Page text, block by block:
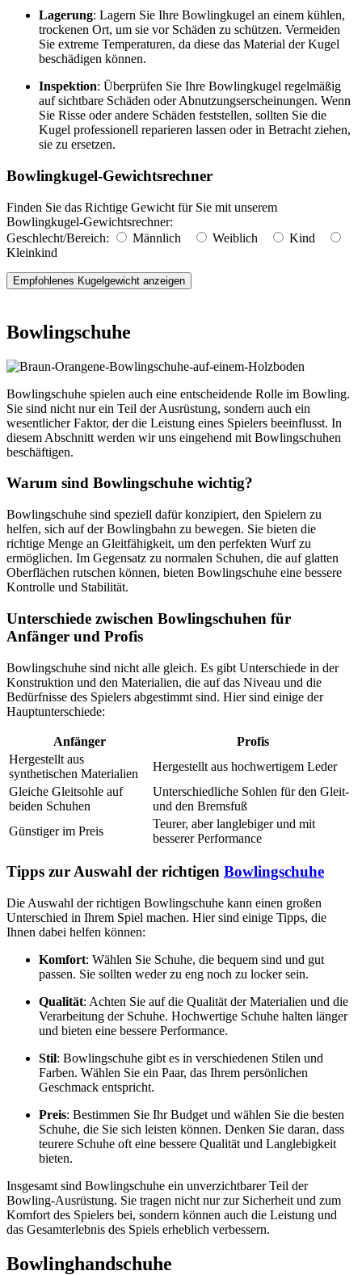
Lagerung: Lagern Sie Ihre Bowlingkugel an einem kühlen,
trockenen Ort, um sie vor Schäden zu schützen. Vermeiden
Sie extreme Temperaturen, da diese das Material der Kugel
beschädigen können.
Inspektion: Überprüfen Sie Ihre Bowlingkugel regelmäßig
auf sichtbare Schäden oder Abnutzungserscheinungen. Wenn
Sie Risse oder andere Schäden feststellen, sollten Sie die
Kugel professionell reparieren lassen oder in Betracht ziehen,
sie zu ersetzen.
Bowlingkugel-Gewichtsrechner
Finden Sie das Richtige Gewicht für Sie mit unserem
Bowlingkugel-Gewichtsrechner:
Geschlecht/Bereich:
Männlich Weiblich
Kind
Kleinkind
Empfohlenes Kugelgewicht anzeigen
Bowlingschuhe
Bowlingschuhe spielen auch eine entscheidende Rolle im Bowling.
Sie sind nicht nur ein Teil der Ausrüstung, sondern auch ein
wesentlicher Faktor, der die Leistung eines Spielers beeinflusst. In
diesem Abschnitt werden wir uns eingehend mit Bowlingschuhen
beschäftigen.
Warum sind Bowlingschuhe wichtig?
Bowlingschuhe sind speziell dafür konzipiert, den Spielern zu
helfen, sich auf der Bowlingbahn zu bewegen. Sie bieten die
richtige Menge an Gleitfähigkeit, um den perfekten Wurf zu
ermöglichen. Im Gegensatz zu normalen Schuhen, die auf glatten
Oberflächen rutschen können, bieten Bowlingschuhe eine bessere
Kontrolle und Stabilität.
Unterschiede zwischen Bowlingschuhen für
Anfänger und Profis
Bowlingschuhe sind nicht alle gleich. Es gibt Unterschiede in der
Konstruktion und den Materialien, die auf das Niveau und die
Bedürfnisse des Spielers abgestimmt sind. Hier sind einige der
Hauptunterschiede:
Anfänger
Profis
Hergestellt aus
synthetischen Materialien
Hergestellt aus hochwertigem Leder
Gleiche Gleitsohle auf
beiden Schuhen
Unterschiedliche Sohlen für den Gleit-
und den Bremsfuß
Günstiger im Preis
Teurer, aber langlebiger und mit
besserer Performance
Tipps zur Auswahl der richtigen Bowlingschuhe
Die Auswahl der richtigen Bowlingschuhe kann einen großen
Unterschied in Ihrem Spiel machen. Hier sind einige Tipps, die
Ihnen dabei helfen können:
Komfort: Wählen Sie Schuhe, die bequem sind und gut
passen. Sie sollten weder zu eng noch zu locker sein.
Qualität: Achten Sie auf die Qualität der Materialien und die
Verarbeitung der Schuhe. Hochwertige Schuhe halten länger
und bieten eine bessere Performance.
Stil: Bowlingschuhe gibt es in verschiedenen Stilen und
Farben. Wählen Sie ein Paar, das Ihrem persönlichen
Geschmack entspricht.
Preis: Bestimmen Sie Ihr Budget und wählen Sie die besten
Schuhe, die Sie sich leisten können. Denken Sie daran, dass
teurere Schuhe oft eine bessere Qualität und Langlebigkeit
bieten.
Insgesamt sind Bowlingschuhe ein unverzichtbarer Teil der
Bowling-Ausrüstung. Sie tragen nicht nur zur Sicherheit und zum
Komfort des Spielers bei, sondern können auch die Leistung und
das Gesamterlebnis des Spiels erheblich verbessern.
Bowlinghandschuhe